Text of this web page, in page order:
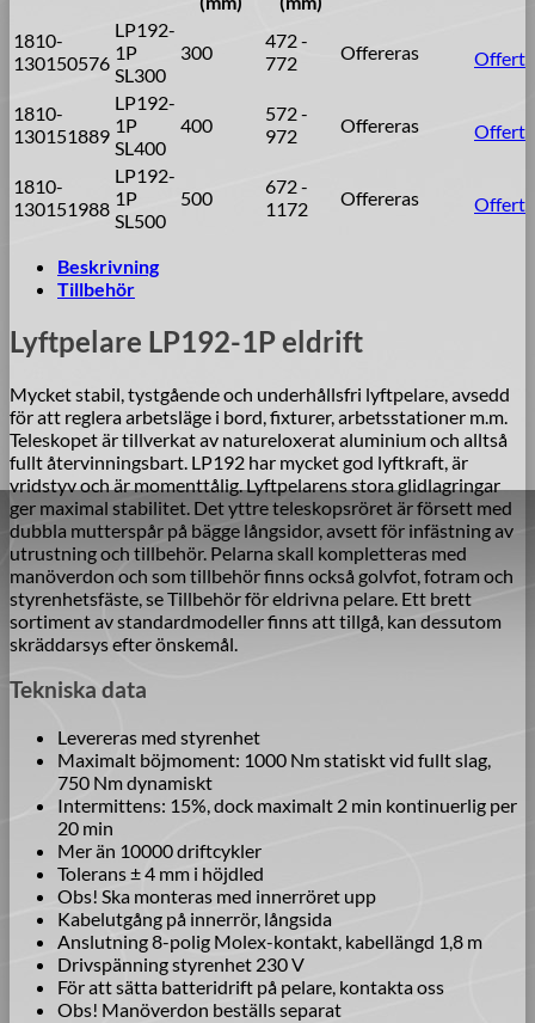
1810-
130150576
LP192-
1P
SL300
300
472 -
772
Offereras Offert
1810-
130151889
LP192-
1P
SL400
400
572 -
972
Offereras Offert
1810-
130151988
LP192-
1P
SL500
500
672 -
1172
Offereras Offert
Beskrivning
Tillbehör
Lyftpelare LP192-1P eldrift
Mycket stabil, tystgående och underhållsfri lyftpelare, avsedd
för att reglera arbetsläge i bord, fixturer, arbetsstationer m.m.
Teleskopet är tillverkat av natureloxerat aluminium och alltså
fullt återvinningsbart. LP192 har mycket god lyftkraft, är
vridstyv och är momenttålig. Lyftpelarens stora glidlagringar
ger maximal stabilitet. Det yttre teleskopsröret är försett med
dubbla mutterspår på bägge långsidor, avsett för infästning av
utrustning och tillbehör. Pelarna skall kompletteras med
manöverdon och som tillbehör finns också golvfot, fotram och
styrenhetsfäste, se Tillbehör för eldrivna pelare. Ett brett
sortiment av standardmodeller finns att tillgå, kan dessutom
skräddarsys efter önskemål.
Tekniska data
Levereras med styrenhet
Maximalt böjmoment: 1000 Nm statiskt vid fullt slag,
750 Nm dynamiskt
Intermittens: 15%, dock maximalt 2 min kontinuerlig per
20 min
Mer än 10000 driftcykler
Tolerans ± 4 mm i höjdled
Obs! Ska monteras med innerröret upp
Kabelutgång på innerrör, långsida
Anslutning 8-polig Molex-kontakt, kabellängd 1,8 m
Drivspänning styrenhet 230 V
För att sätta batteridrift på pelare, kontakta oss
Obs! Manöverdon beställs separat